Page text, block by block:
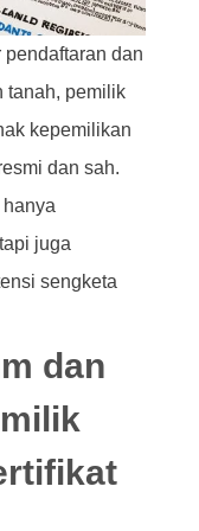
dan
tanah, pemilik
kepemilikan
dan sah.
juga
sengketa
dan